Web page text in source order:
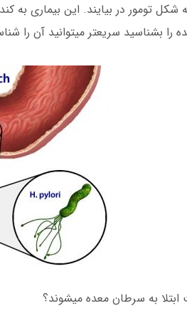
به شکل تومور در بیایند. این
را بشناسید سریعتر میتوانید آن را
به سرطان معده میشوند؟